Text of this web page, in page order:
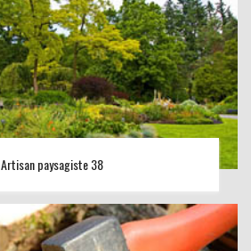
Artisan paysagiste 38